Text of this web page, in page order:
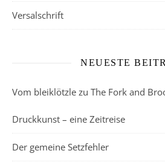
Versalschrift
NEUESTE
Vom bleiklötzle zu The Fork and
Druckkunst – eine Zeitreise
Der gemeine Setzfehler